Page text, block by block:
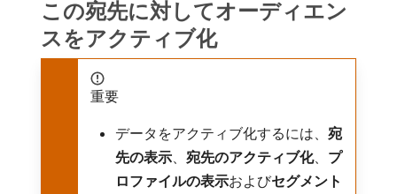
この宛先に対してオーディエン
スをアクティブ化
重要
データをアクティブ化するには、 宛
先の表示、 宛先のアクティブ化、 プ
ロファイルの表示​および​セグメント